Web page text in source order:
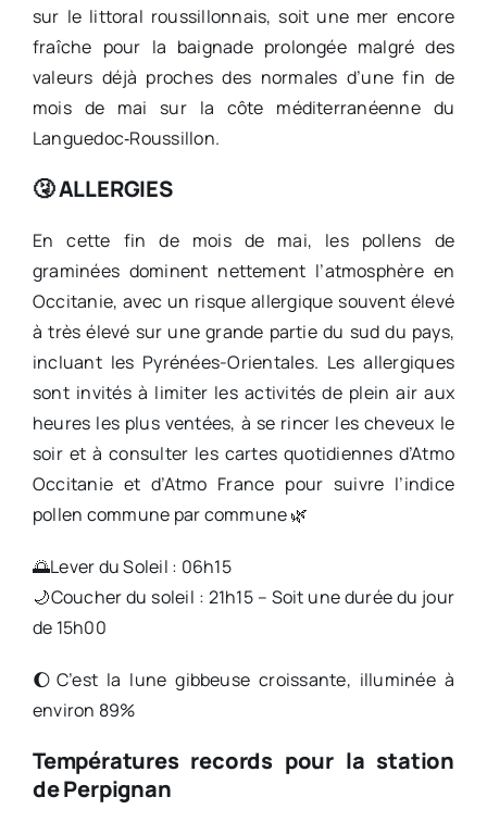
sur le littoral roussillonnais, soit une mer encore
fraîche pour la baignade prolongée malgré des
valeurs déjà proches des normales d’une fin de
mois de mai sur la côte méditerranéenne du
Languedoc‑Roussillon.
🤧 ALLERGIES
En cette fin de mois de mai, les pollens de
graminées dominent nettement l’atmosphère en
Occitanie, avec un risque allergique souvent élevé
à très élevé sur une grande partie du sud du pays,
incluant les Pyrénées-Orientales. Les allergiques
sont invités à limiter les activités de plein air aux
heures les plus ventées, à se rincer les cheveux le
soir et à consulter les cartes quotidiennes d’Atmo
Occitanie et d’Atmo France pour suivre l’indice
pollen commune par commune 🌿
🌅Lever du Soleil : 06h15
🌙Coucher du soleil : 21h15 – Soit une durée du jour
de 15h00
🌔C’est la lune gibbeuse croissante, illuminée à
environ 89%
Températures records pour la station
de Perpignan